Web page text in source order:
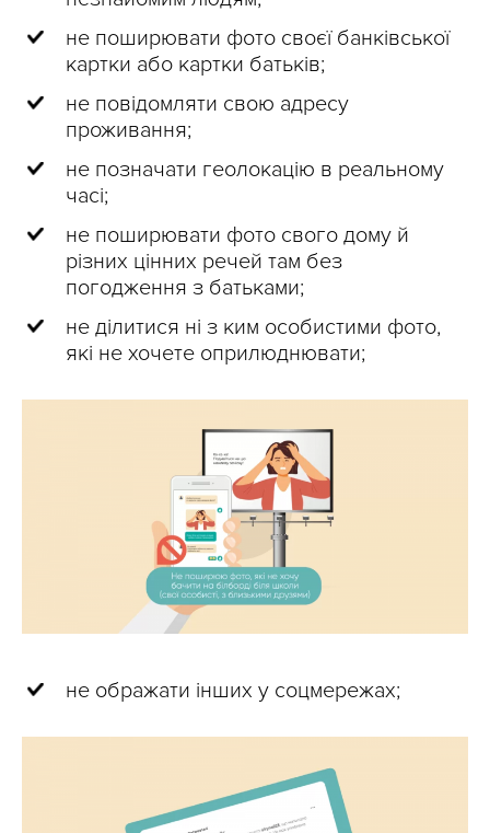
не поширювати фото своєї банківської
картки або картки батьків;
не повідомляти свою адресу
проживання;
не позначати геолокацію в реальному
часі;
не поширювати фото свого дому й
різних цінних речей там без
погодження з батьками;
не ділитися ні з ким особистими фото,
які не хочете оприлюднювати;
не ображати інших у соцмережах;